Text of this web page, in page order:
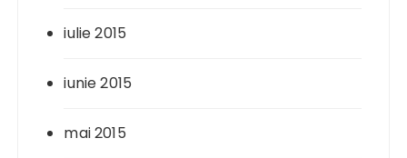
iulie 2015
iunie 2015
mai 2015